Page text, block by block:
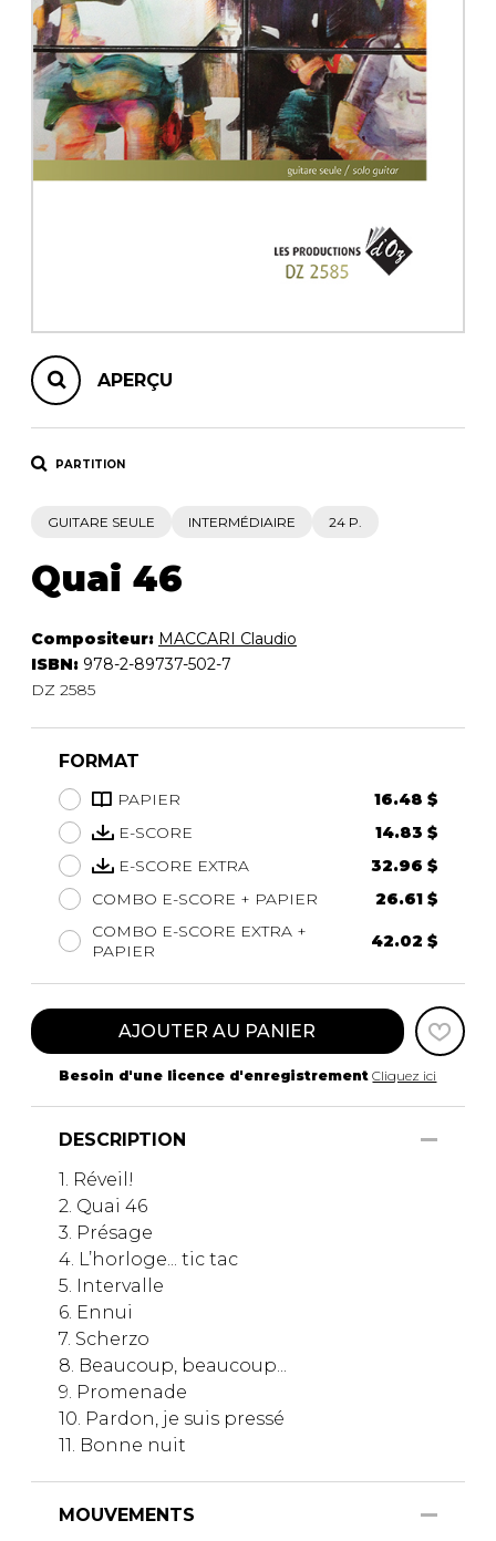
AUTRES PRODUITS
APERÇU
PARTITION
GUITARE SEULE INTERMÉDIAIRE 24 P.
Quai 46
Compositeur: MACCARI Claudio
ISBN: 978-2-89737-502-7
DZ 2585
FORMAT
PAPIER
16.48 $
E-SCORE
14.83 $
E-SCORE EXTRA
32.96 $
COMBO E-SCORE + PAPIER
26.61 $
COMBO E-SCORE EXTRA +
PAPIER
42.02 $
AJOUTER AU PANIER
Besoin d'une licence d'enregistrement Cliquez ici
DESCRIPTION
1. Réveil!
2. Quai 46
3. Présage
4. L’horloge... tic tac
5. Intervalle
6. Ennui
7. Scherzo
8. Beaucoup, beaucoup...
9. Promenade
10. Pardon, je suis pressé
11. Bonne nuit
MOUVEMENTS